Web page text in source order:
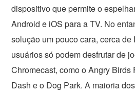
dispositivo que permite o
Android e iOS para a TV. No
solução um pouco cara, cerca de
usuários só podem desfrutar de
Chromecast, como o Angry Birds
Dash e o Dog Park. A maioria